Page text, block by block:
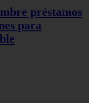
préstamos
para